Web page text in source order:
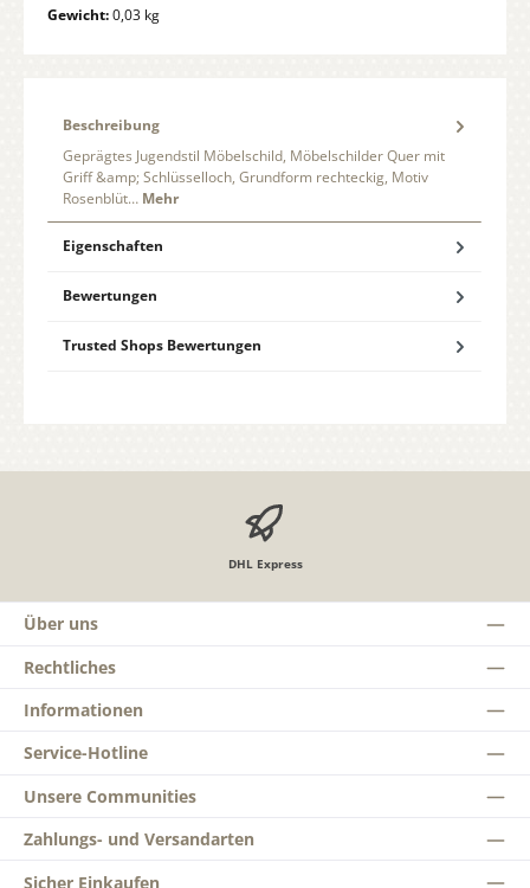
Gewicht:0,03 kg
Beschreibung
Geprägtes Jugendstil Möbelschild, Möbelschilder Quer mit
Griff &amp; Schlüsselloch, Grundform rechteckig, Motiv
Rosenblüt… Mehr
Eigenschaften
Bewertungen
Trusted Shops Bewertungen
DHL Express
Über uns
Rechtliches
Informationen
Service-Hotline
Unsere Communities
Zahlungs- und Versandarten
Sicher Einkaufen